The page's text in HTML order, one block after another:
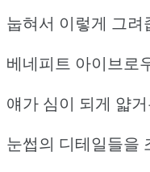
눕혀서 이렇게 그려
베네피트 아이브로
얘가 심이 되게 얇
눈썹의 디테일들을